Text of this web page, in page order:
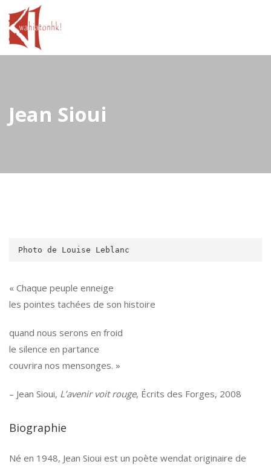
Jean Sioui
Photo de Louise Leblanc
« Chaque peuple enneige
les pointes tachées de son histoire
quand nous serons en froid
le silence en partance
couvrira nos mensonges. »
– Jean Sioui, L’avenir voit rouge, Écrits des Forges, 2008
Biographie
Né en 1948, Jean Sioui est un poète wendat originaire de